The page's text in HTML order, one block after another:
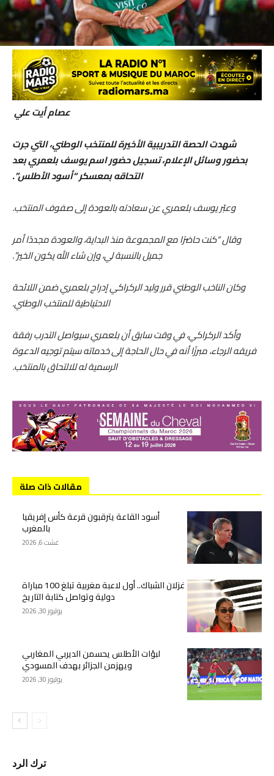
عصام أيت علي
شهدت الحصة التدريبية الأخيرة للمنتخب الوطني، التي جرت
بحضور وسائل الإعلام، تسجيل حضور اسم يوسف بلعمري بعد
التحاقه بمعسكر “أسود الأطلس”.
وعبّر يوسف بلعمري عن سعادته بالعودة إلى صفوف المنتخب.
وقال “كنت حاضرًا مع المجموعة منذ البداية، والعودة مجددًا أمر
جميل بالنسبة لي، وإن شاء الله يكون الخير”.
وكان الناخب الوطني قرر وليد الركراكي إدراج بلعمري ضمن اللائحة
الاحتياطية للمنتخب الوطني.
وأكد الركراكي، في وقت سابق أن بلعمري سيواصل التدرب رفقة
فريقه الرجاء، مبرزًا أنه في حال الحاجة إلى خدماته سيتم توجيه الدعوة
الرسمية له للالتحاق بالمنتخب.
مقالات ذات صلة
أسود القاعة يترقبون قرعة كأس إفريقيا
بالمغرب
غشت 6, 2026
غزلان الشباك.. أول لاعبة مغربية تبلغ 100 مباراة
دولية وتواصل كتابة التاريخ
يوليوز 30, 2026
لبؤات الأطلس يحسمن الديربي المغاربي
ويهزمن الجزائر بهدف المسودي
يوليوز 30, 2026
ترك الرد